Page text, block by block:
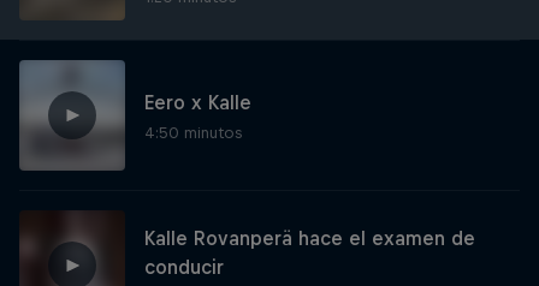
Eero x Kalle
4:50 minutos
Kalle Rovanperä hace el examen de
conducir